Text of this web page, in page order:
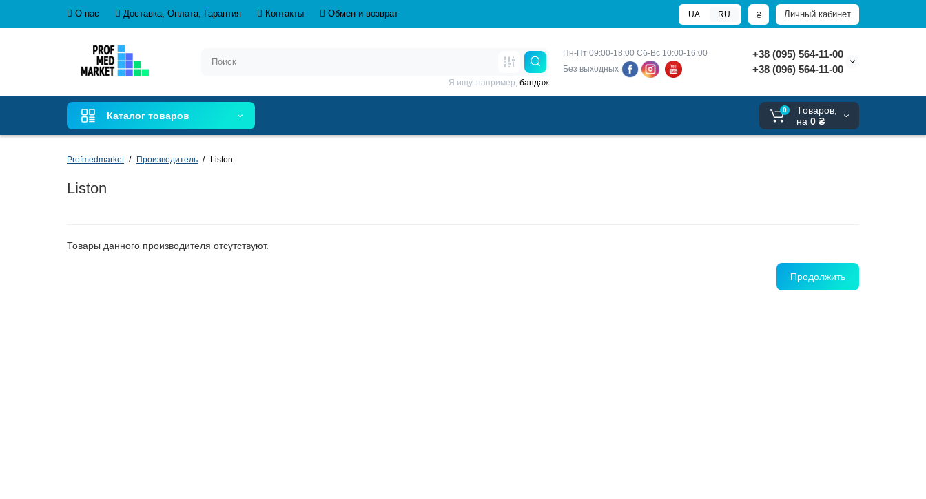
О нас Доставка, Оплата, Гарантия Контакты Обмен и возврат Личный кабинет
₴
UA RU
Пн-Пт 09:00-18:00 Сб-Вс 10:00-16:00
Без выходных
+38 (095) 564-11-00
+38 (096) 564-11-00
Я ищу, например, бандаж
Каталог товаров
0
Tоваров,
на 0 ₴
Profmedmarket Производитель Liston
Liston
Товары данного производителя отсутствуют.
Продолжить